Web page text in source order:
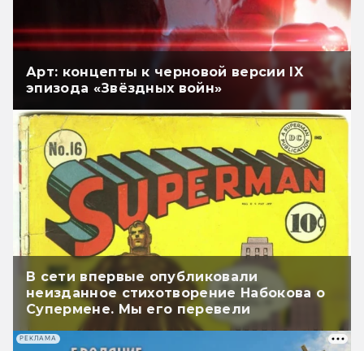
Арт: концепты к черновой версии IX
эпизода «Звёздных войн»
В сети впервые опубликовали
неизданное стихотворение Набокова о
Супермене. Мы его перевели
РЕКЛАМА